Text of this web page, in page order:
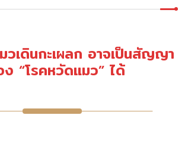
วเดินกะเผลก อาจเป็นสัญญา
“โรคหวัดแมว” ได้